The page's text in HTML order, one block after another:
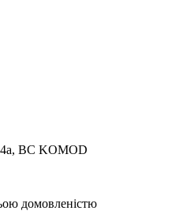
4a, BC KOMOD
домовленістю